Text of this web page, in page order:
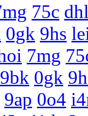
75c
0gk 9hs
7mg
9bk 0gk
9ap 0o4